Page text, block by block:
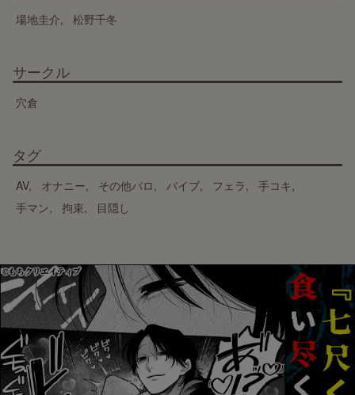
場地圭介 松野千冬
サークル
穴倉
タグ
AV オナニー その他パロ バイブ フェラ
手コキ
手マン
拘束 目隠し